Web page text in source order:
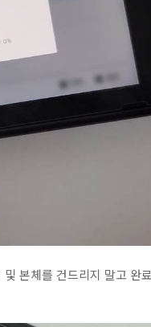
본체를 건드리지 말고 완